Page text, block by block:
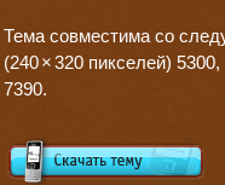
Тема совместима со
(240×320 пикселей)
7390.